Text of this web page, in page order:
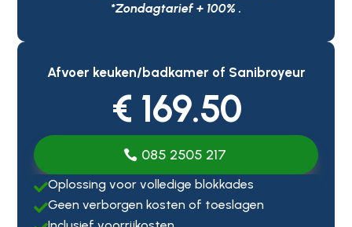
*Zondagtarief + 100% .
Afvoer keuken/badkamer of Sanibroyeur
€ 169.50
085 2505 217
Oplossing voor volledige blokkades
Geen verborgen kosten of toeslagen